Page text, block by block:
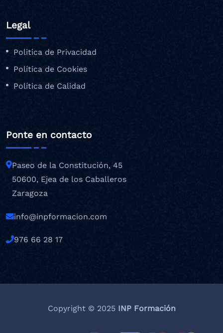
Legal
Politica de Privacidad
Política de Cookies
Política de Calidad
Ponte en contacto
Paseo de la Constitución, 45
50600, Ejea de los Caballeros
Zaragoza
info@inpformacion.com
976 66 28 17
Copyright © 2025INP Formación